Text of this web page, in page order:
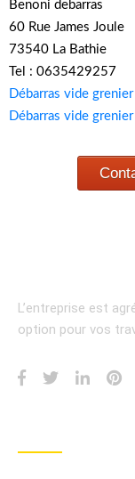
Benoni debarras
60 Rue James Joule
73540 La Bathie
Tel : 0635429257
Débarras vide
Débarras vide
L’entreprise est
option pour vos